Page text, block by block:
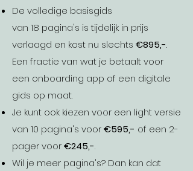
De volledige basisgids
van 18 pagina's is tijdelijk in prijs
verlaagd en kost nu slechts €895,-.
Een fractie van wat je betaalt voor
een onboarding app of een digitale
gids op maat.
Je kunt ook kiezen voor een light versie
van 10 pagina's voor€595,- of een 2-
pager voor€245,-.
Wil je meer pagina's? Dan kan dat